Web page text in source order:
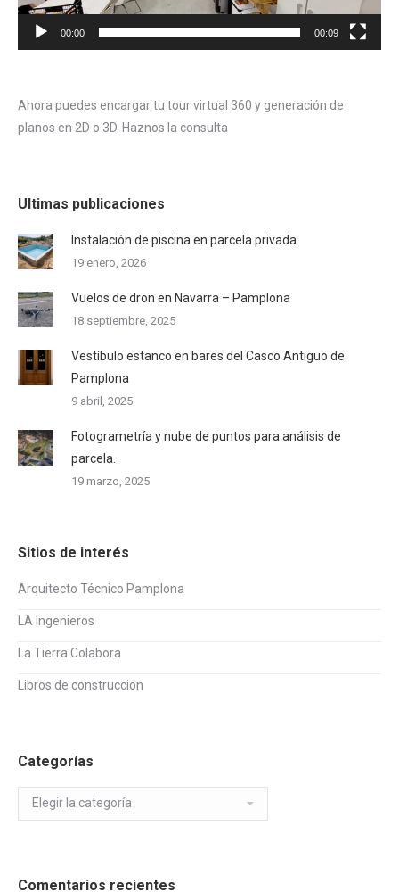
00:00 00:09
Ahora puedes encargar tu tour virtual 360 y generación de
planos en 2D o 3D. Haznos la consulta
Ultimas publicaciones
Instalación de piscina en parcela privada
19 enero, 2026
Vuelos de dron en Navarra – Pamplona
18 septiembre, 2025
Vestíbulo estanco en bares del Casco Antiguo de
Pamplona
9 abril, 2025
Fotogrametría y nube de puntos para análisis de
parcela.
19 marzo, 2025
Sitios de interés
Arquitecto Técnico Pamplona
LA Ingenieros
La Tierra Colabora
Libros de construccion
Categorías
Categorías
Comentarios recientes